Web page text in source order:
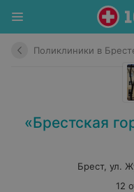
Поликлиники в
«Брестская
Брест, ул.
12